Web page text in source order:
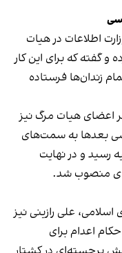
اطلاعات در هیات
و گفته که برای این کار
زندان‌ها فرستاده
اعضای هیات مرگ نیز
بعدها به سمت‌های
رسید و در نهایت
منصوب شد.
علی رازینی نیز
اعدام برای